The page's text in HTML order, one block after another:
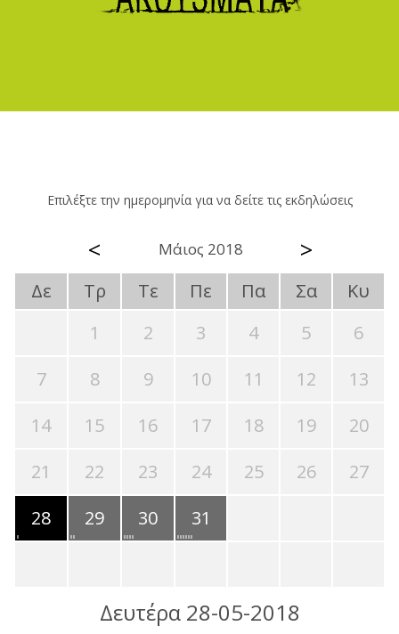
Επιλέξτε την ημερομηνία για να δείτε τις εκδηλώσεις
< Μάιος 2018 >
Δε Τρ Τε Πε Πα Σα
Κυ
1
2 3 4 5
6
7
8 9 10 11 12
13
14
15 16 17 18 19
20
21
22 23 24 25 26
27
28
29 30 31
Δευτέρα 28-05-2018